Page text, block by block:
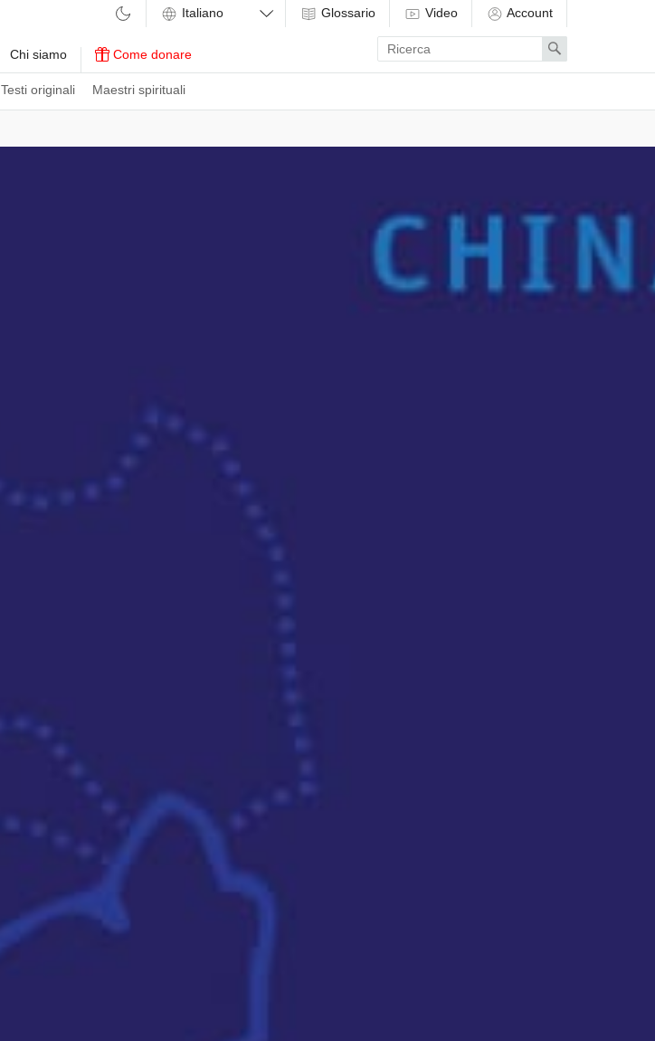
Testi originali Maestri spirituali
Chi siamo Come donare
Glossario Video Account
Enter
search
term
Search